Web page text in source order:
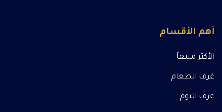
أهم الأقسام
الأكثر مبيعاً
غرف الطعام
غرف النوم